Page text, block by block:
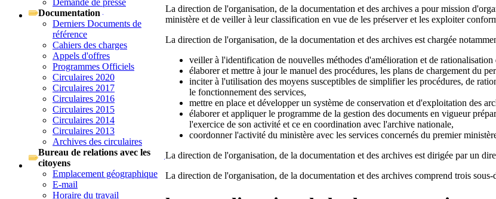
Demande de presse
Documentation
Derniers Documents de
référence
Cahiers des charges
Appels d'offres
Programmes Officiels
Circulaires 2020
Circulaires 2017
Circulaires 2016
Circulaires 2015
Circulaires 2014
Circulaires 2013
Archives des circulaires
Bureau de relations avec les
citoyens
Emplacement géographique
E-mail
Horaire du travail
La direction de l'organisation, de la documentation et des archives a pour mission
ministère et de veiller à leur classification en vue de les préserver et les exploiter
La direction de l'organisation, de la documentation et des archives est chargée
veiller à l'identification de nouvelles méthodes d'amélioration et de rationalisation
élaborer et mettre à jour le manuel des procédures, les plans de chargement du
inciter à l'utilisation des moyens susceptibles de simplifier les procédures, de
le fonctionnement des services,
mettre en place et développer un système de conservation et d'exploitation des
élaborer et appliquer le programme de la gestion des documents en vigueur
l'exercice de son activité et ce en coordination avec l'archive nationale,
coordonner l'activité du ministère avec les services concernés du premier
La direction de l'organisation, de la documentation et des archives est dirigée par un
La direction de l'organisation, de la documentation et des archives comprend trois sous-